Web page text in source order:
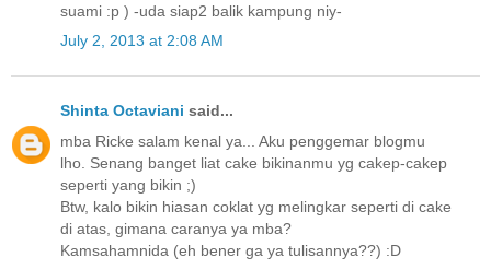
suami :p ) -uda siap2 balik kampung niy-
July 2, 2013 at 2:08 AM
Shinta Octaviani said...
mba Ricke salam kenal ya... Aku penggemar blogmu
lho. Senang banget liat cake bikinanmu yg cakep-cakep
seperti yang bikin ;)
Btw, kalo bikin hiasan coklat yg melingkar seperti di cake
di atas, gimana caranya ya mba?
Kamsahamnida (eh bener ga ya tulisannya??) :D